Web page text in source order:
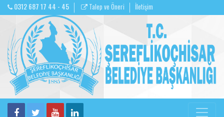
0312 687 17 44 - 45 Talep ve Öneri İletişim